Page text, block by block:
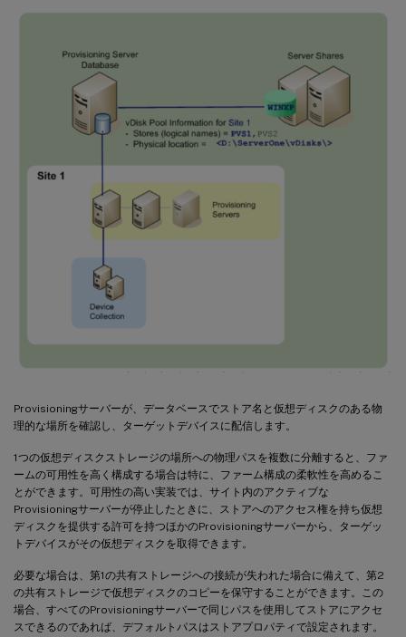
Provisioningサーバーが、データベースでストア名と仮想ディスクのある物
理的な場所を確認し、ターゲットデバイスに配信します。
1つの仮想ディスクストレージの場所への物理パスを複数に分離すると、ファ
ームの可用性を高く構成する場合は特に、ファーム構成の柔軟性を高めるこ
とができます。可用性の高い実装では、サイト内のアクティブな
Provisioningサーバーが停止したときに、ストアへのアクセス権を持ち仮想
ディスクを提供する許可を持つほかのProvisioningサーバーから、ターゲッ
トデバイスがその仮想ディスクを取得できます。
必要な場合は、第1の共有ストレージへの接続が失われた場合に備えて、第2
の共有ストレージで仮想ディスクのコピーを保守することができます。この
場合、すべてのProvisioningサーバーで同じパスを使用してストアにアクセ
スできるのであれば、デフォルトパスはストアプロパティで設定されます。